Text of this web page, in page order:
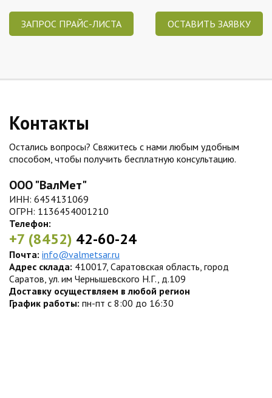
ЗАПРОС ПРАЙС-ЛИСТА ОСТАВИТЬ ЗАЯВКУ
Контакты
Остались вопросы? Свяжитесь с нами любым удобным
способом, чтобы получить бесплатную консультацию.
ООО "ВалМет"
ИНН: 6454131069
ОГРН: 1136454001210
Телефон:
+7 (8452) 42-60-24
Почта: info@valmetsar.ru
Адрес склада: 410017, Саратовская область, город
Саратов, ул. им Чернышевского Н.Г., д.109
Доставку осуществляем в любой регион
График работы: пн-пт с 8:00 до 16:30